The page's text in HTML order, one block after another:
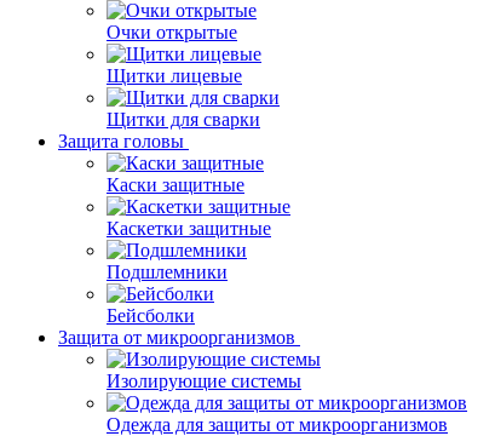
Очки открытые
Щитки лицевые
Щитки для сварки
Защита головы
Каски защитные
Каскетки защитные
Подшлемники
Бейсболки
Защита от микроорганизмов
Изолирующие системы
Одежда для защиты от микроорганизмов